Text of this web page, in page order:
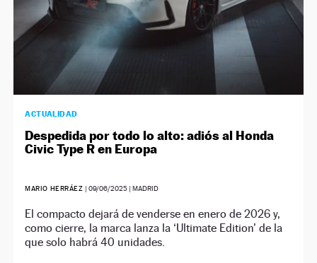
ACTUALIDAD
Despedida por todo lo alto: adiós al Honda
Civic Type R en Europa
MARIO HERRÁEZ |09/06/2025 | MADRID
El compacto dejará de venderse en enero de 2026 y,
como cierre, la marca lanza la ‘Ultimate Edition’ de la
que solo habrá 40 unidades.